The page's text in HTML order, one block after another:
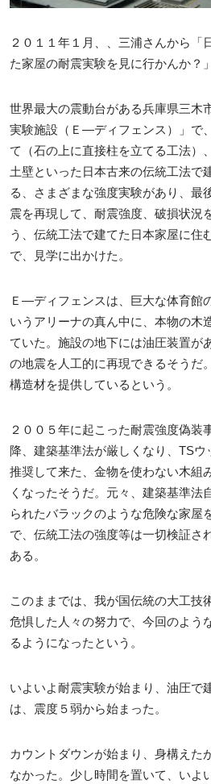
２０１１年１月、、三浦さんから「
た家屋の耐震実験を見に行かんか？
世界最大の震動台がある兵庫県三木
実験施設（Ｅ―ディフェンス）」で
て（石の上に直接柱を立てる工法）
土壁といった日本古来の伝統工法で
る、さまざまな強度実験があり、最
震を再現して、耐震強度、破損状況
う、伝統工法で建てた日本家屋に住
で、見学に出かけた。
Ｅ―ディフェンスは、巨大な体育館
いうアリーナの真ん中に、本物の木
ていた。施設の地下には油圧装置が
の地震を人工的に再現できるそうだ
構造材を提供しているという。
２００５年に起こった耐震強度偽装
降、建築基準法が厳しくなり、TS
推奨して来た、金物を使わない木組
くなったそうだ。元々、建築基準法
られたバラックのような危険な家屋
で、伝統工法の強度等は一切検証さ
ある。
このままでは、我が国伝統の大工技
危惧した人々の努力で、今回のよう
るようになったという。
いよいよ耐震実験が始まり、油圧で
は、震度５弱から始まった。
カウントダウンが始まり、身構えた
なかった。少し時間を置いて、いよ